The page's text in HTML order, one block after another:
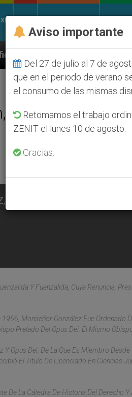
Mundial de la Juventud Seúl
2003
obispo de San
Y Fuenzalida, Cuya Renuncia,
Monseñor González Fue Ordenado
Prelado Del Opus Dei. El Mismo
Y Opus Dei, De La Que Es Miembro
El Titulo De Licenciado En Ciencias
De La Cátedra De Historia Del Derecho
Aviso importante
Del 27 de julio al 7 de
que en el periodo de verano
el consumo de las mismas
Retomamos el trabajo
ZENIT el lunes 10 de agosto.
Gracias.